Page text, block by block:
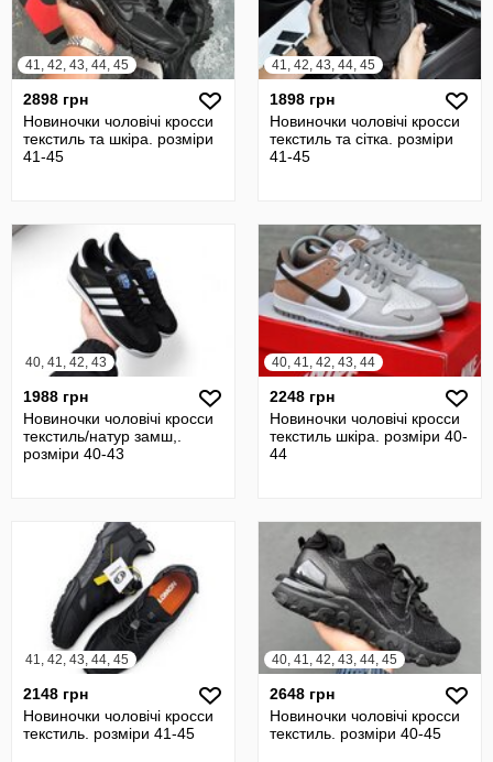
41, 42, 43, 44, 45
2898 грн
Новиночки чоловічі кросси
текстиль та шкіра. розміри
41-45
41, 42, 43, 44, 45
1898 грн
Новиночки чоловічі кросси
текстиль та сітка. розміри
41-45
40, 41, 42, 43
1988 грн
Новиночки чоловічі кросси
текстиль/натур замш,.
розміри 40-43
40, 41, 42, 43, 44
2248 грн
Новиночки чоловічі кросси
текстиль шкіра. розміри 40-
44
41, 42, 43, 44, 45
2148 грн
Новиночки чоловічі кросси
текстиль. розміри 41-45
40, 41, 42, 43, 44, 45
2648 грн
Новиночки чоловічі кросси
текстиль. розміри 40-45